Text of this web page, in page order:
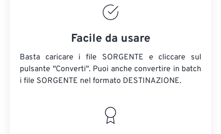
Facile da usare
Basta caricare i file SORGENTE e cliccare sul
pulsante "Converti". Puoi anche convertire in batch
i file SORGENTE nel formato DESTINAZIONE.